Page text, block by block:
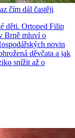
čím dál častěji
děti. Ortoped Filip
Brně mluví o
novin
děvčata a jak
snížit až o